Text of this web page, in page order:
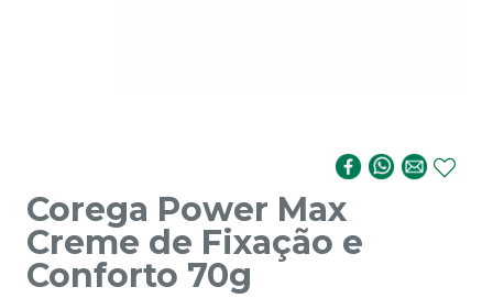
Corega Power Max
Creme de Fixação e
Conforto 70g